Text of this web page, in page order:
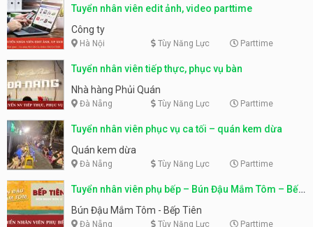
Tuyển nhân viên edit ảnh, video parttime
Công ty
Hà Nội Tùy Năng Lực Parttime
Tuyển nhân viên tiếp thực, phục vụ bàn
Nhà hàng Phủi Quán
Đà Nẵng Tùy Năng Lực Parttime
Tuyển nhân viên phục vụ ca tối – quán kem dừa
Quán kem dừa
Đà Nẵng Tùy Năng Lực Parttime
Tuyển nhân viên phụ bếp – Bún Đậu Mắm Tôm – Bếp
Tiên
Bún Đậu Mắm Tôm - Bếp Tiên
Đà Nẵng Tùy Năng Lực Parttime